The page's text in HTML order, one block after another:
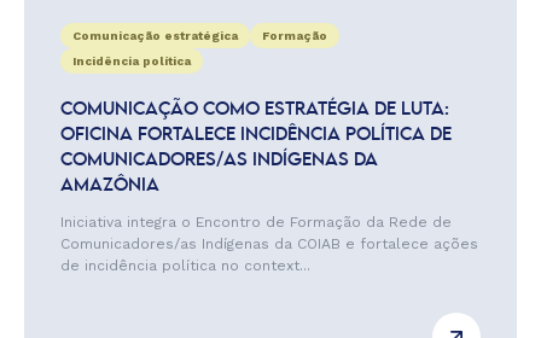
Comunicação estratégica
Formação
Incidência política
COMUNICAÇÃO COMO ESTRATÉGIA DE LUTA:
OFICINA FORTALECE INCIDÊNCIA POLÍTICA DE
COMUNICADORES/AS INDÍGENAS DA
AMAZÔNIA
Iniciativa integra o Encontro de Formação da Rede de
Comunicadores/as Indígenas da COIAB e fortalece ações
de incidência política no context...